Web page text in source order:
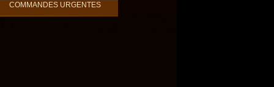
COMMANDES URGENTES